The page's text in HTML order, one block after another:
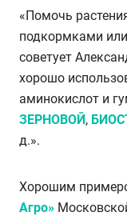
«Помочь
подкормками
советует
хорошо
аминокислот и
ЗЕРНОВОЙ ,
д.».
Хорошим
Агро»